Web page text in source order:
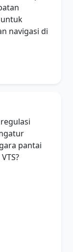
navigasi di
pantai